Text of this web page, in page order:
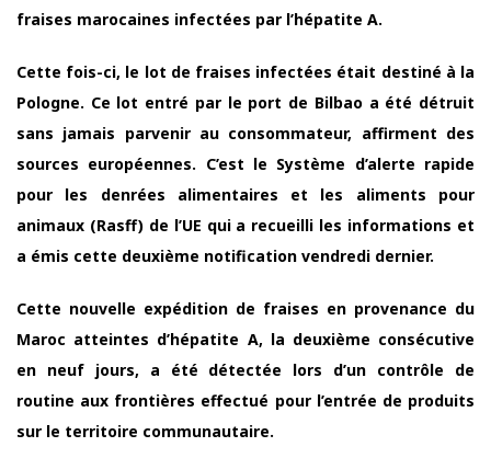
fraises marocaines infectées par l’hépatite A.
Cette fois-ci, le lot de fraises infectées était destiné à la
Pologne. Ce lot entré par le port de Bilbao a été détruit
sans jamais parvenir au consommateur, affirment des
sources européennes. C’est le Système d’alerte rapide
pour les denrées alimentaires et les aliments pour
animaux (Rasff) de l’UE qui a recueilli les informations et
a émis cette deuxième notification vendredi dernier.
Cette nouvelle expédition de fraises en provenance du
Maroc atteintes d’hépatite A, la deuxième consécutive
en neuf jours, a été détectée lors d’un contrôle de
routine aux frontières effectué pour l’entrée de produits
sur le territoire communautaire.